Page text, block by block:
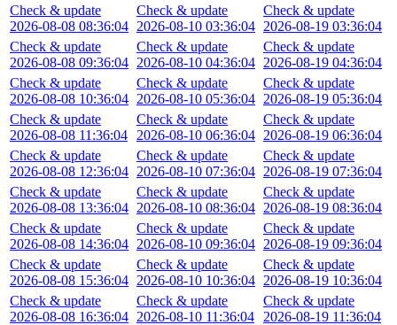
Check & update
2026-08-08 08:36:04
Check & update
2026-08-08 09:36:04
Check & update
2026-08-08 10:36:04
Check & update
2026-08-08 11:36:04
Check & update
2026-08-08 12:36:04
Check & update
2026-08-08 13:36:04
Check & update
2026-08-08 14:36:04
Check & update
2026-08-08 15:36:04
Check & update
2026-08-08 16:36:04
Check & update
2026-08-10 03:36:04
Check & update
2026-08-10 04:36:04
Check & update
2026-08-10 05:36:04
Check & update
2026-08-10 06:36:04
Check & update
2026-08-10 07:36:04
Check & update
2026-08-10 08:36:04
Check & update
2026-08-10 09:36:04
Check & update
2026-08-10 10:36:04
Check & update
2026-08-10 11:36:04
Check & update
2026-08-19 03:36:04
Check & update
2026-08-19 04:36:04
Check & update
2026-08-19 05:36:04
Check & update
2026-08-19 06:36:04
Check & update
2026-08-19 07:36:04
Check & update
2026-08-19 08:36:04
Check & update
2026-08-19 09:36:04
Check & update
2026-08-19 10:36:04
Check & update
2026-08-19 11:36:04